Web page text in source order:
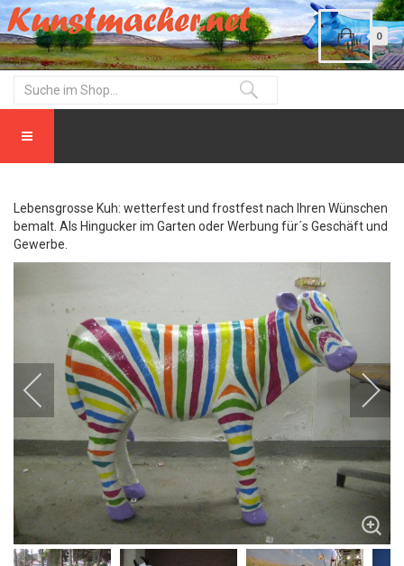
0
Lebensgrosse Kuh: wetterfest und frostfest nach Ihren Wünschen
bemalt. Als Hingucker im Garten oder Werbung für´s Geschäft und
Gewerbe.